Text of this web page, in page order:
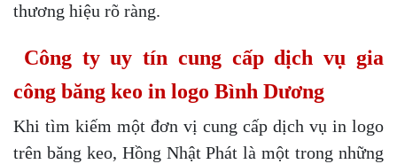
thương hiệu rõ ràng.
Công ty uy tín cung cấp dịch vụ gia
công băng keo in logo Bình Dương
Khi tìm kiếm một đơn vị cung cấp dịch vụ in logo
trên băng keo, Hồng Nhật Phát là một trong những